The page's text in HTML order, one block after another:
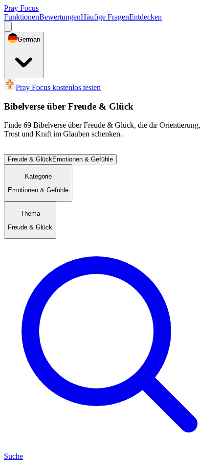
Pray Focus
FunktionenBewertungenHäufige FragenEntdecken
German
Pray Focus kostenlos testen
Bibelverse über Freude & Glück
Finde 69 Bibelverse über Freude & Glück, die dir Orientierung,
Trost und Kraft im Glauben schenken.
Freude & GlückEmotionen & Gefühle
Kategorie
Emotionen & Gefühle
Thema
Freude & Glück
Suche